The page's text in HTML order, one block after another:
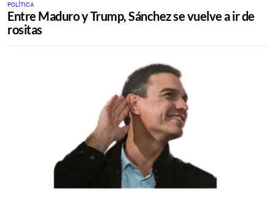
POLÍTICA
Entre Maduro y Trump, Sánchez se vuelve a ir de
rositas